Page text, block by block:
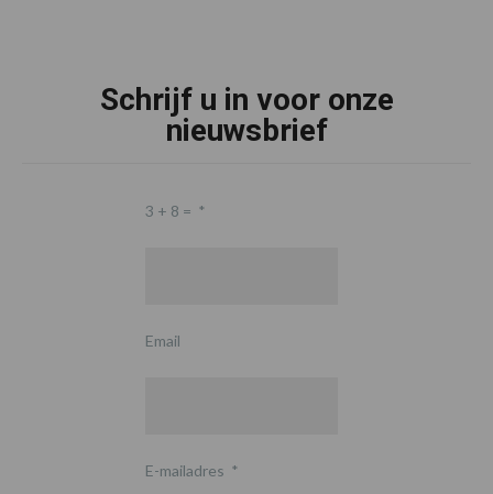
Schrijf u in voor onze
nieuwsbrief
3 + 8 = *
Email
E-mailadres *